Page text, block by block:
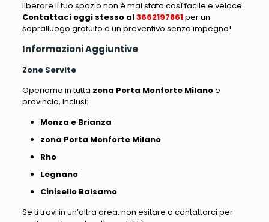
liberare il tuo spazio non è mai stato così facile e veloce.
Contattaci oggi stesso al3662197861per un
sopralluogo gratuito e un preventivo senza impegno!
Informazioni Aggiuntive
Zone Servite
Operiamo in tutta zona Porta Monforte Milanoe
provincia, inclusi:
Monza e Brianza
zona Porta Monforte Milano
Rho
Legnano
Cinisello Balsamo
Se ti trovi in un’altra area, non esitare a contattarci per